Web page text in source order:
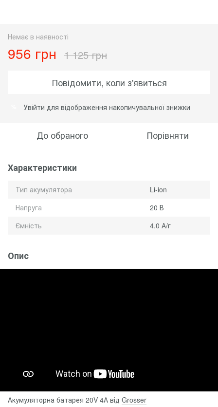
Немає в наявності
956 грн 1 125 грн
Повідомити, коли з'явиться
Увійти для відображення накопичувальної знижки
До обраного Порівняти
Характеристики
Тип акумулятора
Li-ion
Напруга
20 В
Ємність
4.0 А/г
Опис
Акумуляторна батарея 20V 4А від Grosser